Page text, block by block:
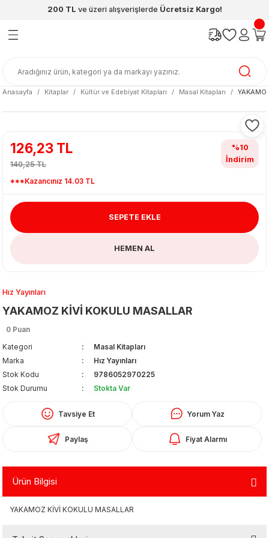
200 TL ve üzeri alışverişlerde Ücretsiz Kargo!
Geri Dön
Geri Dön
& Matara
Geri Dön
Geri Dön
Geri Dön
Geri Dön
Anasayfa
Kitaplar Kültür ve Edebiyat Kitapları Masal Kitapları
Hız Yayınları
YAKAMOZ KİVİ KOKULU MASALLAR
0 Puan
Kategori
Masal Kitapları
Marka
Hız Yayınları
Stok Kodu
9786052970225
Stok Durumu
Stokta Var
Tavsiye Et Yorum Yaz
Paylaş Fiyat Alarmı
126,23 TL
140,25 TL
***Kazancınız 14.03 TL
%10
İndirim
SEPETE EKLE
HEMEN AL
Ürün Bilgisi
YAKAMOZ KİVİ KOKULU MASALLAR